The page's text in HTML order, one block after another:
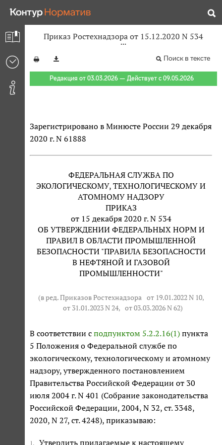
Приказ Ростехнадзора от 15.12.2020 N 534
Поиск в тексте
Редакция от 03.03.2026 — Действует с 09.05.2026
Зарегистрировано в Минюсте России 29 декабря
2020 г. N 61888
ФЕДЕРАЛЬНАЯ СЛУЖБА ПО
ЭКОЛОГИЧЕСКОМУ, ТЕХНОЛОГИЧЕСКОМУ И
АТОМНОМУ НАДЗОРУ
ПРИКАЗ
от 15 декабря 2020 г. N 534
ОБ УТВЕРЖДЕНИИ ФЕДЕРАЛЬНЫХ НОРМ И
ПРАВИЛ В ОБЛАСТИ ПРОМЫШЛЕННОЙ
БЕЗОПАСНОСТИ "ПРАВИЛА БЕЗОПАСНОСТИ
В НЕФТЯНОЙ И ГАЗОВОЙ
ПРОМЫШЛЕННОСТИ"
(в ред. Приказов Ростехнадзора от 19.01.2022 N 10,
от 31.01.2023 N 24, от 03.03.2026 N 62)
В соответствии с подпунктом 5.2.2.16(1) пункта
5 Положения о Федеральной службе по
экологическому, технологическому и атомному
надзору, утвержденного постановлением
Правительства Российской Федерации от 30
июля 2004 г. N 401 (Собрание законодательства
Российской Федерации, 2004, N 32, ст. 3348,
2020, N 27, ст. 4248), приказываю:
1. Утвердить прилагаемые к настоящему